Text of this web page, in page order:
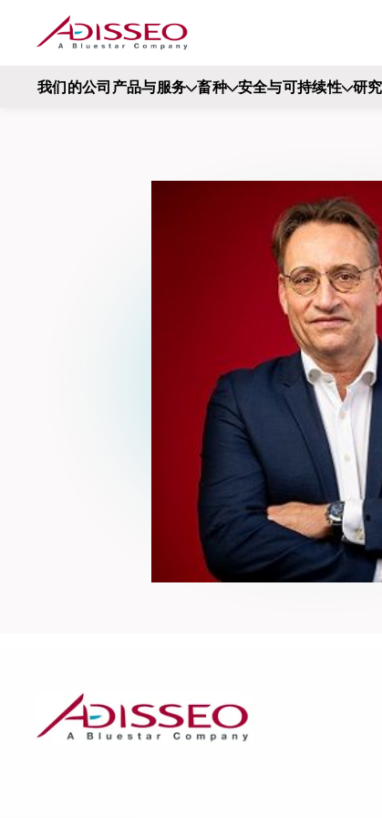
我们的公司产品与服务 畜种 安全与可持续性 研